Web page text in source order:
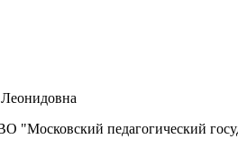
"Московский педагогический